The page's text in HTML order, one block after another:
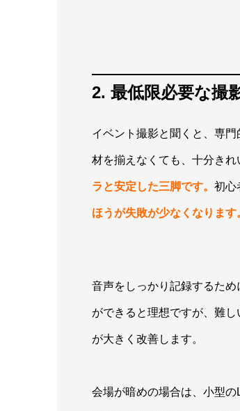
2. 最低限必要な撮
イベント撮影と聞くと、専
材を揃えなくても、十分きれ
ラと安定した三脚です。 初心
ほうが失敗が少なくなります
音声をしっかり記録するため
ができると理想ですが、難
が大きく改善します。
会場が暗めの場合は、小型